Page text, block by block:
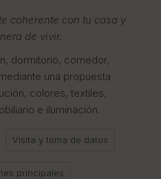
coherente con tu casa y
de vivir.
dormitorio, comedor,
una propuesta
colores, textiles,
e iluminación.
Visita y toma de datos
principales